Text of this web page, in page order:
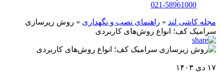
021-58961000
مجله کاشی لند » راهنمای نصب و نگهداری » روش زیرسازی
سرامیک کف؛ انواع روش‌های کاربردی
۱۷ دی ۱۴۰۳